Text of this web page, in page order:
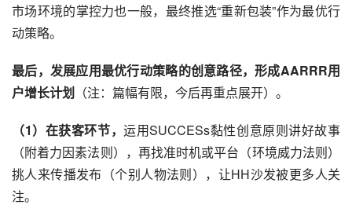
市场环境的掌控力也一般，最终推选“重新包装”作为最优行
动策略。
最后，发展应用最优行动策略的创意路径，形成AARRR用
户增长计划 （注：篇幅有限，今后再重点展开）。
（1）在获客环节，运用SUCCESs黏性创意原则讲好故事
（附着力因素法则），再找准时机或平台（环境威力法则）
挑人来传播发布（个别人物法则），让HH沙发被更多人关
注。